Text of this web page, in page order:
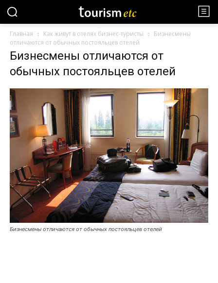
Главная Как живут в отелях бизнес-туристы
Бизнесмены
отличаются от обычных постояльцев отелей
Бизнесмены отличаются от
обычных постояльцев отелей
Бизнесмены отличаются от обычных постояльцев отелей